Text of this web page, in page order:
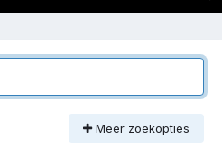
Meer zoekopties